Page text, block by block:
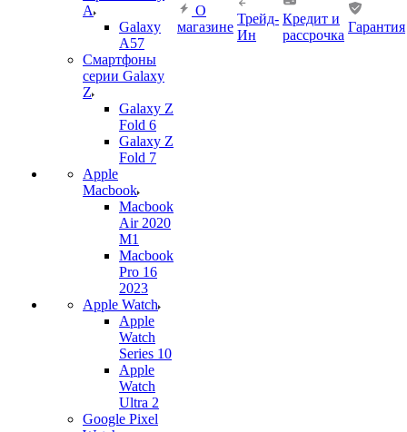
A
Galaxy
A57
Смартфоны
серии Galaxy
Z
Galaxy Z
Fold 6
Galaxy Z
Fold 7
Apple
Macbook
Macbook
Air 2020
M1
Macbook
Pro 16
2023
Apple Watch
Apple
Watch
Series 10
Apple
Watch
Ultra 2
Google Pixel
О
магазине
Трейд-
Ин
Кредит и
рассрочка
Гарантия